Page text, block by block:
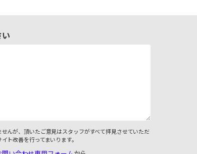
い
んが、頂いたご意見はスタッフがすべて拝見させていただ
ト改善を行ってまいります。